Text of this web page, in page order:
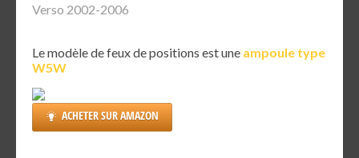
Verso 2002-2006
Le modèle de feux de positions est une ampoule type
W5W
ACHETER SUR AMAZON